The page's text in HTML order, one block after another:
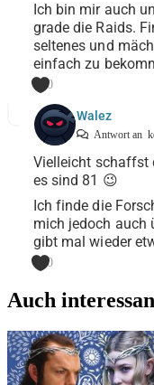
Ich bin mir auch
grade die Raids.
seltenes und
einfach zu
0
Walez
Antwort an
Vielleicht schaffst
es sind 81 😉
Ich finde die
mich jedoch auch
gibt mal wieder
0
Auch